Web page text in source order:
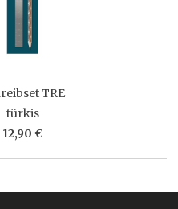
TRE
türkis
12,90 €